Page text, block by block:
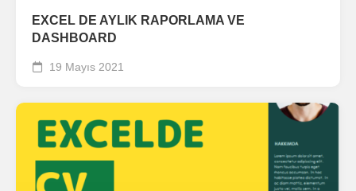
EXCEL DE AYLIK RAPORLAMA VE
DASHBOARD
19 Mayıs 2021